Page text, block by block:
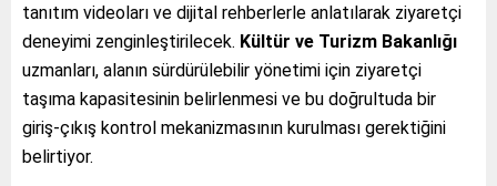
tanıtım videoları ve dijital rehberlerle anlatılarak ziyaretçi
deneyimi zenginleştirilecek. Kültür ve Turizm Bakanlığı
uzmanları, alanın sürdürülebilir yönetimi için ziyaretçi
taşıma kapasitesinin belirlenmesi ve bu doğrultuda bir
giriş-çıkış kontrol mekanizmasının kurulması gerektiğini
belirtiyor.